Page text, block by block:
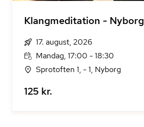
Klangmeditation - Nyborg
17. august, 2026
Mandag, 17:00 - 18:30
Sprotoften 1, - 1, Nyborg
125 kr.